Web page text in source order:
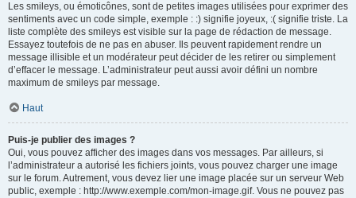
Les smileys, ou émoticônes, sont de petites images utilisées pour exprimer des
sentiments avec un code simple, exemple : :) signifie joyeux, :( signifie triste. La
liste complète des smileys est visible sur la page de rédaction de message.
Essayez toutefois de ne pas en abuser. Ils peuvent rapidement rendre un
message illisible et un modérateur peut décider de les retirer ou simplement
d’effacer le message. L’administrateur peut aussi avoir défini un nombre
maximum de smileys par message.
Haut
Puis-je publier des images ?
Oui, vous pouvez afficher des images dans vos messages. Par ailleurs, si
l’administrateur a autorisé les fichiers joints, vous pouvez charger une image
sur le forum. Autrement, vous devez lier une image placée sur un serveur Web
public, exemple : http://www.exemple.com/mon-image.gif. Vous ne pouvez pas